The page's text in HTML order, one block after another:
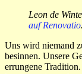
Leon de
auf Renovatio.
Uns wird niemand
besinnen. Unsere
errungene